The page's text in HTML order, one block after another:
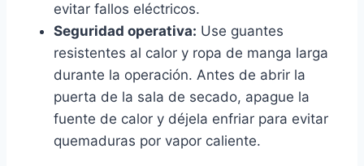
evitar fallos eléctricos.
Seguridad operativa: Use guantes
resistentes al calor y ropa de manga larga
durante la operación. Antes de abrir la
puerta de la sala de secado, apague la
fuente de calor y déjela enfriar para evitar
quemaduras por vapor caliente.